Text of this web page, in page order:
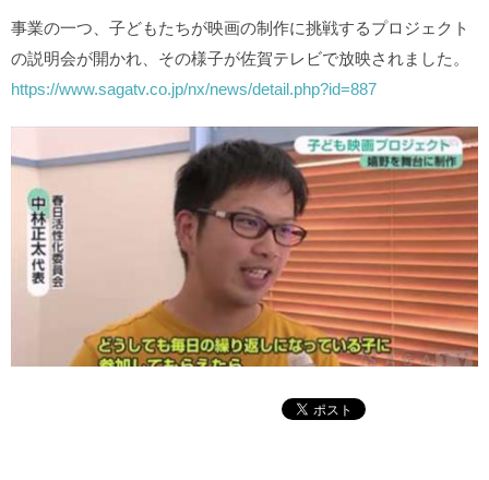
事業の一つ、子どもたちが映画の制作に挑戦するプロジェクト
の説明会が開かれ、その様子が佐賀テレビで放映されました。
https://www.sagatv.co.jp/nx/news/detail.php?id=887